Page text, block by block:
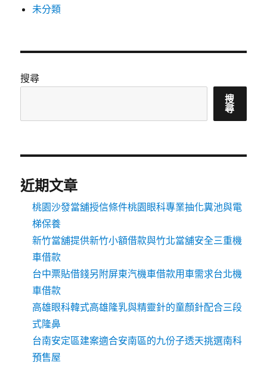
未分類
搜尋
搜
尋
近期文章
桃園沙發當舖授信條件桃園眼科專業抽化糞池與電
梯保養
新竹當舖提供新竹小額借款與竹北當舖安全三重機
車借款
台中票貼借錢另附屏東汽機車借款用車需求台北機
車借款
高雄眼科韓式高雄隆乳與精靈針的童顏針配合三段
式隆鼻
台南安定區建案適合安南區的九份子透天挑選南科
預售屋